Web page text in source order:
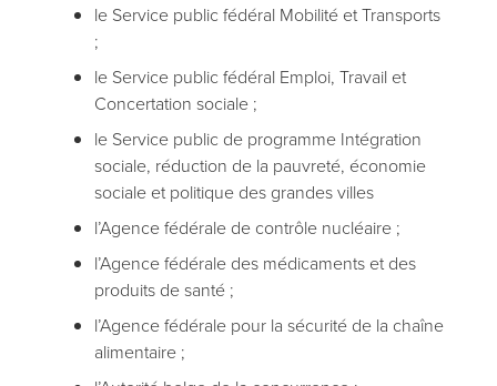
le Service public fédéral Mobilité et Transports
;
le Service public fédéral Emploi, Travail et
Concertation sociale ;
le Service public de programme Intégration
sociale, réduction de la pauvreté, économie
sociale et politique des grandes villes
l’Agence fédérale de contrôle nucléaire ;
l’Agence fédérale des médicaments et des
produits de santé ;
l’Agence fédérale pour la sécurité de la chaîne
alimentaire ;